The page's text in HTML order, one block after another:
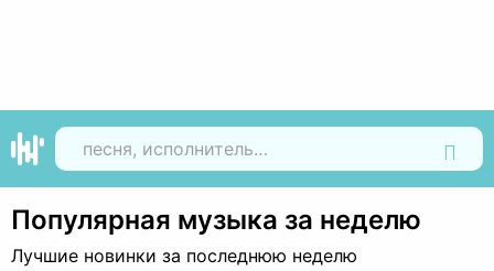
Популярная музыка за неделю
Лучшие новинки за последнюю неделю